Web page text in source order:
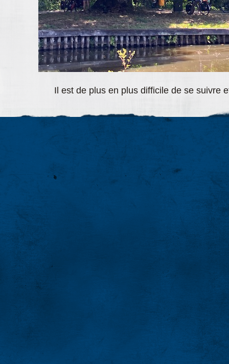
Il est de plus en plus difficile de se suivre